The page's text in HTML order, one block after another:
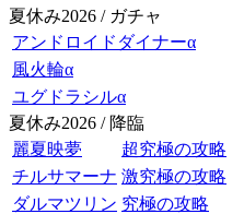
夏休み2026 / ガチャ
アンドロイドダイナーα
風火輪α
ユグドラシルα
夏休み2026 / 降臨
麗夏映夢
超究極の攻略
チルサマーナ 激究極の攻略
ダルマツリン 究極の攻略